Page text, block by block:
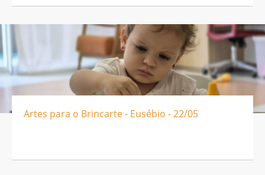
Artes para o Brincarte - Eusébio - 22/05